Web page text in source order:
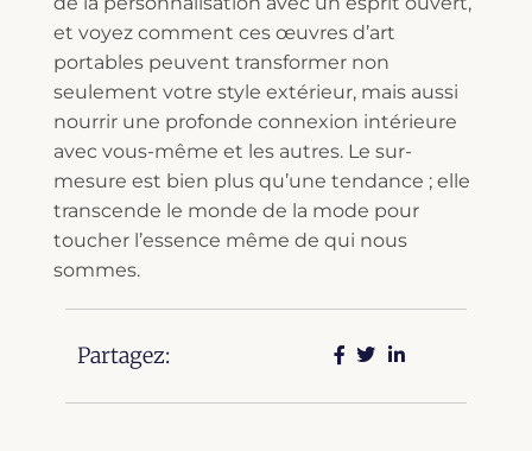
et voyez comment ces œuvres d’art
portables peuvent transformer non
seulement votre style extérieur, mais aussi
nourrir une profonde connexion intérieure
avec vous-même et les autres. Le sur-
mesure est bien plus qu’une tendance ; elle
transcende le monde de la mode pour
toucher l’essence même de qui nous
sommes.
Partagez: